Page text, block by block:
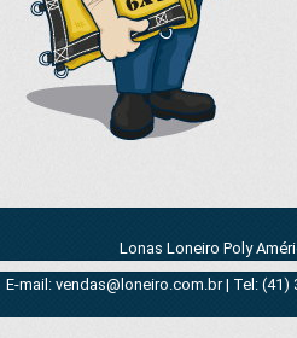
Lonas Loneiro Poly
E-mail: vendas@loneiro.com.br | Tel: